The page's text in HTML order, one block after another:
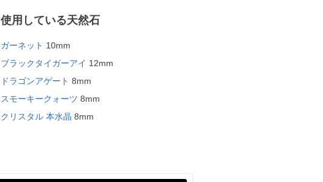
使用している天然石
ガーネット 10mm
ブラックタイガーアイ 12mm
ドラゴンアゲート 8mm
スモーキークォーツ 8mm
クリスタル 本水晶 8mm